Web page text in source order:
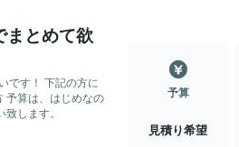
とめて欲
の方に
します。
予算
見積り希望